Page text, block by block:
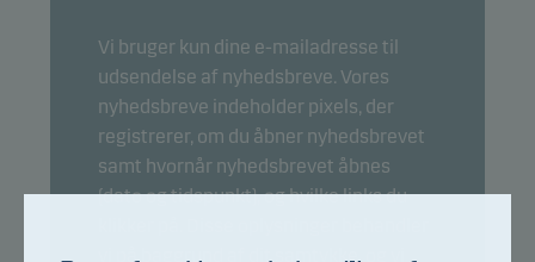
Vi bruger kun dine e-mailadresse til
udsendelse af nyhedsbreve. Vores
nyhedsbreve indeholder pixels, der
registrerer, om du åbner nyhedsbrevet
samt hvornår nyhedsbrevet åbnes
(dato og tidspunkt), og hvilke links du
vi på baggrund af dit samtykke, og vi